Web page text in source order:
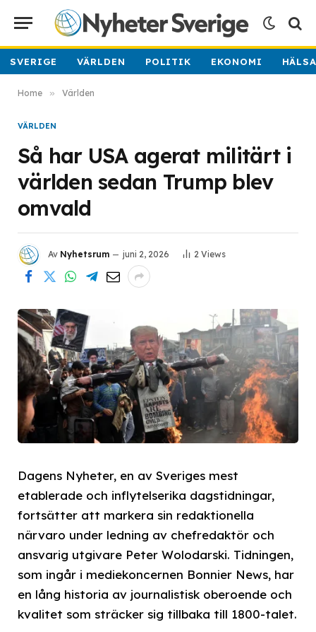
SVERIGE VÄRLDEN POLITIK EKONOMI
Home » Världen
VÄRLDEN
Så har USA agerat militärt i
världen sedan Trump blev
omvald
Av Nyhetsrum juni 2, 2026 2 Views
Dagens Nyheter, en av Sveriges mest
etablerade och inflytelserika dagstidningar,
fortsätter att markera sin redaktionella
närvaro under ledning av chefredaktör och
ansvarig utgivare Peter Wolodarski. Tidningen,
som ingår i mediekoncernen Bonnier News, har
en lång historia av journalistisk oberoende och
kvalitet som sträcker sig tillbaka till 1800-talet.